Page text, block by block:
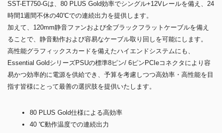
SST-ET750-Gは、80 PLUS Gold効率でシングル+12Vレールを備え、24
時間1週間不休の40℃での連続出力を提供します。
加えて、120mm静音ファンおよび全ブラックフラットケーブルを備え
ることで、静音動作および容易なケーブル取り回しを可能にします。
高性能グラフィックスカードを備えたハイエンドシステムにも、
Essential GoldシリーズPSUの標準8ピン/ 6ピンPCIeコネクタにより容
易かつ効率的に電源を供給でき、予算を考慮しつつ高効率・高性能を目
指す皆様にとって最善の選択肢を提供いたします。
80 PLUS Gold仕様による高効率
40 ℃動作温度での連続出力